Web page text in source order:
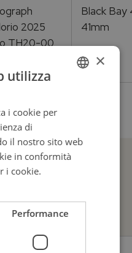
2025
TH20-00
Black Bay
41mm
×
utilizza
i cookie per
di
il nostro sito web
in conformità
i cookie.
Performance